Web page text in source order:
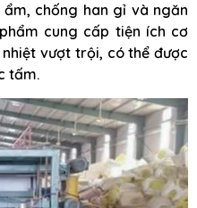
chống han gỉ và ngăn
cung cấp tiện ích cơ
vượt trội, có thể được
tấm.